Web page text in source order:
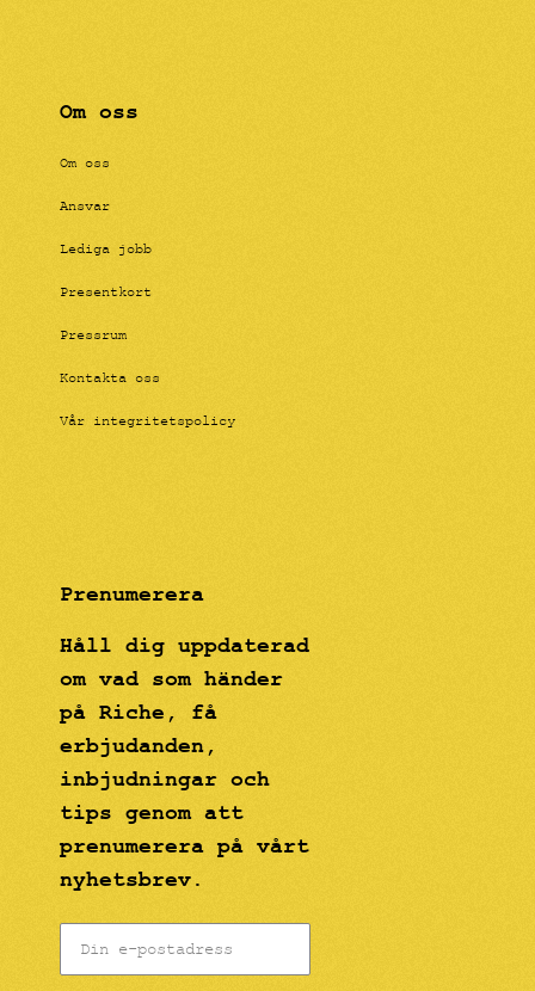
Om oss
Om oss
Ansvar
Lediga jobb
Presentkort
Pressrum
Kontakta oss
Vår integritetspolicy
Prenumerera
Håll dig uppdaterad
om vad som händer
på Riche, få
erbjudanden,
inbjudningar och
tips genom att
prenumerera på vårt
nyhetsbrev.